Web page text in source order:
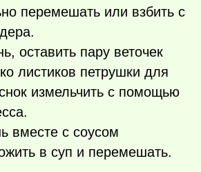
перемешать или взбить с
оставить пару веточек
листиков петрушки для
измельчить с помощью
вместе с соусом
в суп и перемешать.